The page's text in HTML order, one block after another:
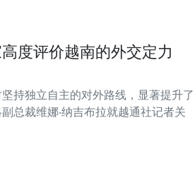
度评价越南的外交定力
持独立自主的对外路线，显著提升了
总裁维娜·纳吉布拉就越通社记者关